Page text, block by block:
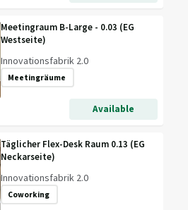
Meetingraum B-Large - 0.03 (EG
Westseite)
Innovationsfabrik 2.0
Meetingräume
Available
Täglicher Flex-Desk Raum 0.13 (EG
Neckarseite)
Innovationsfabrik 2.0
Coworking